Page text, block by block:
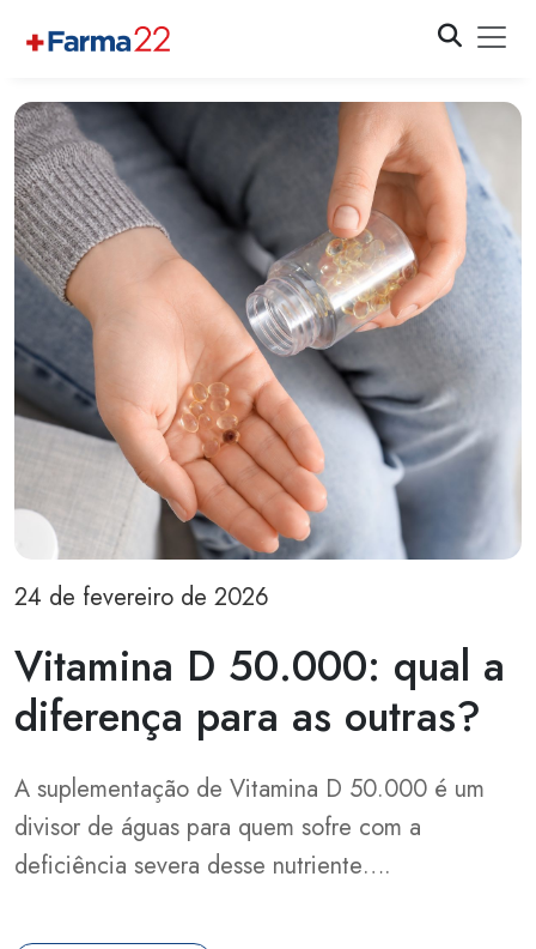
24 de fevereiro de 2026
Vitamina D 50.000: qual a
diferença para as outras?
A suplementação de Vitamina D 50.000 é um
divisor de águas para quem sofre com a
deficiência severa desse nutriente….